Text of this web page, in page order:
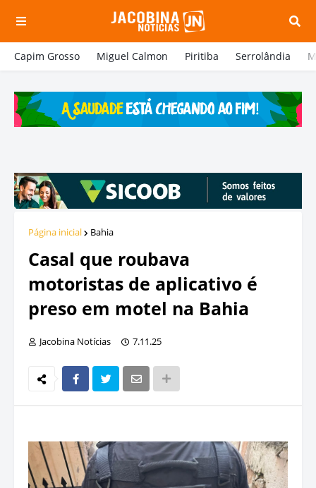
Capim Grosso Miguel Calmon Piritiba Serrolândia
Página inicial Bahia
Casal que roubava
motoristas de aplicativo é
preso em motel na Bahia
Jacobina Notícias 7.11.25